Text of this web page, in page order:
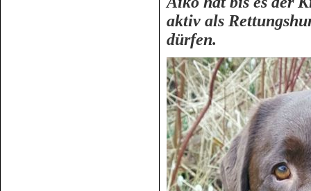
aktiv als
dürfen.